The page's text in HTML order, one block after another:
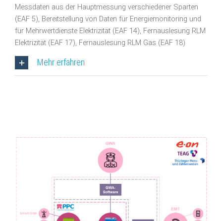
Messdaten aus der Hauptmessung verschiedener Sparten
(EAF 5), Bereitstellung von Daten für Energiemonitoring und
für Mehrwertdienste Elektrizität (EAF 14), Fernauslesung RLM
Elektrizität (EAF 17), Fernauslesung RLM Gas (EAF 18)
Mehr erfahren